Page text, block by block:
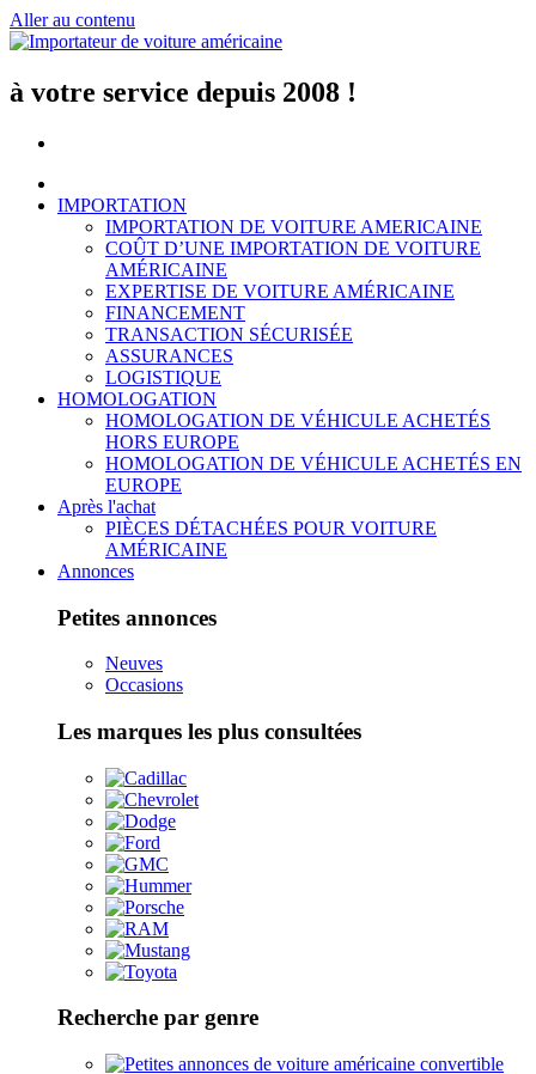
Aller au contenu
à votre service depuis 2008 !
IMPORTATION
IMPORTATION DE VOITURE AMERICAINE
COÛT D’UNE IMPORTATION DE VOITURE
AMÉRICAINE
EXPERTISE DE VOITURE AMÉRICAINE
FINANCEMENT
TRANSACTION SÉCURISÉE
ASSURANCES
LOGISTIQUE
HOMOLOGATION
HOMOLOGATION DE VÉHICULE ACHETÉS
HORS EUROPE
HOMOLOGATION DE VÉHICULE ACHETÉS EN
EUROPE
Après l'achat
PIÈCES DÉTACHÉES POUR VOITURE
AMÉRICAINE
Annonces
Petites annonces
Neuves
Occasions
Les marques les plus consultées
Recherche par genre